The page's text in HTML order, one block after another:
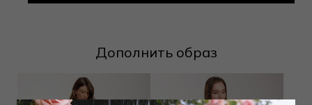
Дополнить образ